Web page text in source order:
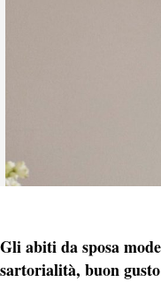
Gli abiti da sposa
sartorialità, buon